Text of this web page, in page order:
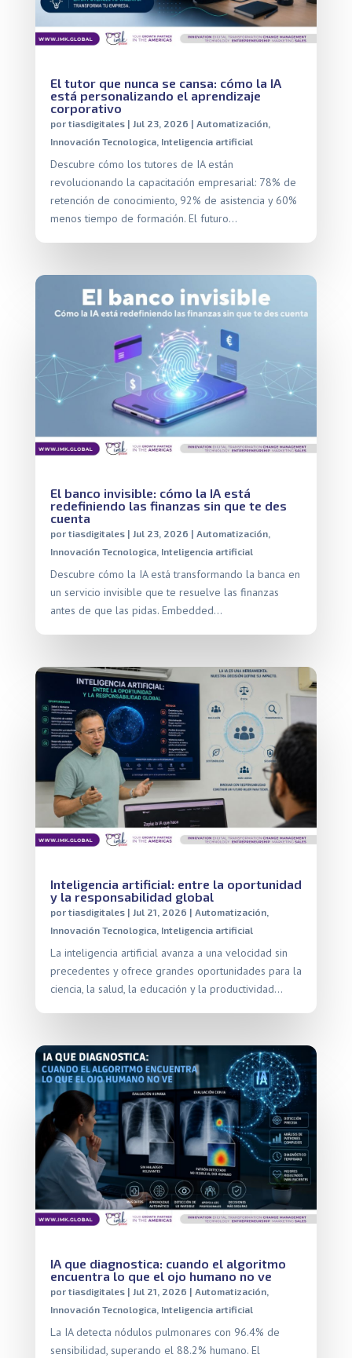
El tutor que nunca se cansa: cómo la IA
está personalizando el aprendizaje
corporativo
por tiasdigitales| Jul 23, 2026 | Automatización,
Innovación Tecnologica, Inteligencia artificial
Descubre cómo los tutores de IA están
revolucionando la capacitación empresarial: 78% de
retención de conocimiento, 92% de asistencia y 60%
menos tiempo de formación. El futuro…
El banco invisible: cómo la IA está
redefiniendo las finanzas sin que te des
cuenta
por tiasdigitales| Jul 23, 2026 | Automatización,
Innovación Tecnologica, Inteligencia artificial
Descubre cómo la IA está transformando la banca en
un servicio invisible que te resuelve las finanzas
antes de que las pidas. Embedded…
Inteligencia artificial: entre la oportunidad
y la responsabilidad global
por tiasdigitales| Jul 21, 2026 | Automatización,
Innovación Tecnologica, Inteligencia artificial
La inteligencia artificial avanza a una velocidad sin
precedentes y ofrece grandes oportunidades para la
ciencia, la salud, la educación y la productividad…
IA que diagnostica: cuando el algoritmo
encuentra lo que el ojo humano no ve
por tiasdigitales| Jul 21, 2026 | Automatización,
Innovación Tecnologica, Inteligencia artificial
La IA detecta nódulos pulmonares con 96.4% de
sensibilidad, superando el 88.2% humano. El